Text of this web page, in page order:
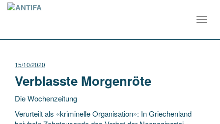
15/10/2020
Verblasste Morgenröte
Die Wochenzeitung
Verurteilt als «kriminelle Organisation»: In Griechenland